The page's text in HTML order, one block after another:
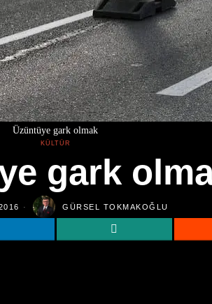
Üzüntüye gark olmak
KÜLTÜR
gark
GÜRSEL TOKMAKOĞLU